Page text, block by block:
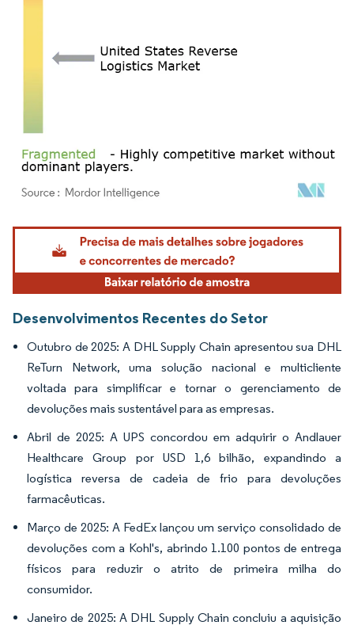
Imagem © Mordor Intelligence. O reuso requer atribuição conforme CC BY 4.0.
Desenvolvimentos Recentes do Setor
Outubro de 2025: A DHL Supply Chain apresentou sua DHL
ReTurn Network, uma solução nacional e multicliente
voltada para simplificar e tornar o gerenciamento de
devoluções mais sustentável para as empresas.
Abril de 2025: A UPS concordou em adquirir o Andlauer
Healthcare Group por USD 1,6 bilhão, expandindo a
logística reversa de cadeia de frio para devoluções
farmacêuticas.
Março de 2025: A FedEx lançou um serviço consolidado de
devoluções com a Kohl's, abrindo 1.100 pontos de entrega
físicos para reduzir o atrito de primeira milha do
consumidor.
Janeiro de 2025: A DHL Supply Chain concluiu a aquisição